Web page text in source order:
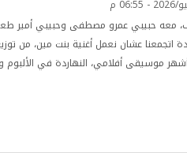
معه حبيبي عمرو مصطفى وحبيبي أمير
اتجمعنا عشان نعمل أغنية بنت مين، من
موسيقى أفلامي، النهاردة في الألبوم